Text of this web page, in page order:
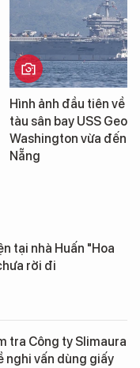
Cận cảnh chiến hạm
tống tàu sân bay USS
George Washington
Đà Nẵng
tại nhà Huấn "Hoa
rời đi
tra Công ty Slimaura
nghi vấn dùng giấy